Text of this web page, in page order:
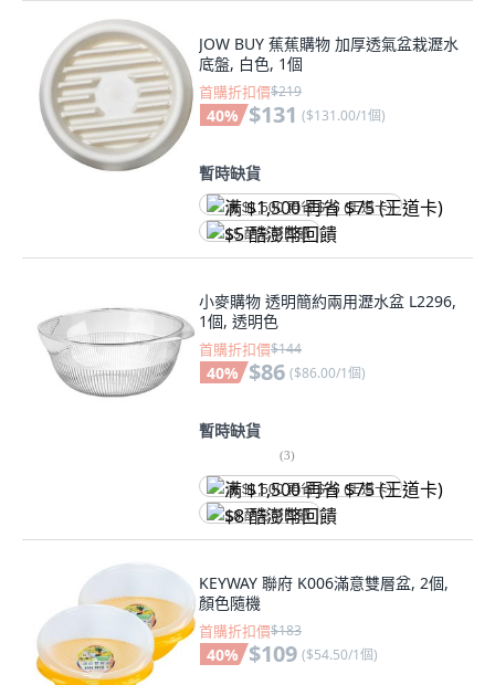
JOW BUY 蕉蕉購物 加厚透氣盆栽瀝水
底盤, 白色, 1個
首購折扣價$219
40% $131 ($131.00/1個)
暫時缺貨
满 $1,500 再省 $75 (王道卡)
$5 酷澎幣回饋
小麥購物 透明簡約兩用瀝水盆 L2296,
1個, 透明色
首購折扣價$144
40% $86 ($86.00/1個)
暫時缺貨
(3)
满 $1,500 再省 $75 (王道卡)
$8 酷澎幣回饋
KEYWAY 聯府 K006滿意雙層盆, 2個,
顏色隨機
首購折扣價$183
40% $109 ($54.50/1個)